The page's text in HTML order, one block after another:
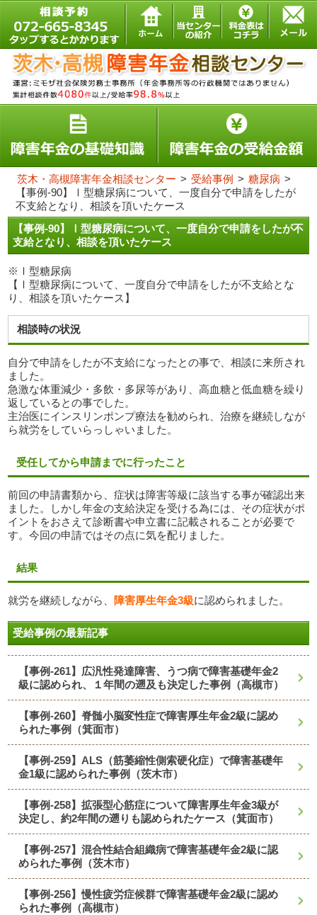
茨木・高槻障害年金相談センター > 受給事例 > 糖尿病 >
【事例-90】Ⅰ型糖尿病について、一度自分で申請をしたが
不支給となり、相談を頂いたケース
【事例-90】Ⅰ型糖尿病について、一度自分で申請をしたが不
支給となり、相談を頂いたケース
※Ⅰ型糖尿病
【Ⅰ型糖尿病について、一度自分で申請をしたが不支給とな
り、相談を頂いたケース】
相談時の状況
自分で申請をしたが不支給になったとの事で、相談に来所され
ました。
急激な体重減少・多飲・多尿等があり、高血糖と低血糖を繰り
返しているとの事でした。
主治医にインスリンポンプ療法を勧められ、治療を継続しなが
ら就労をしていらっしゃいました。
受任してから申請までに行ったこと
前回の申請書類から、症状は障害等級に該当する事が確認出来
ました。しかし年金の支給決定を受ける為には、その症状がポ
イントをおさえて診断書や申立書に記載されることが必要で
す。今回の申請ではその点に気を配りました。
結果
就労を継続しながら、 障害厚生年金3級に認められました。
受給事例の最新記事
【事例-261】広汎性発達障害、うつ病で障害基礎年金2
級に認められ、１年間の遡及も決定した事例（高槻市）
【事例-260】脊髄小脳変性症で障害厚生年金2級に認め
られた事例（箕面市）
【事例-259】ALS（筋萎縮性側索硬化症）で障害基礎年
金1級に認められた事例（茨木市）
【事例-258】拡張型心筋症について障害厚生年金3級が
決定し、約2年間の遡りも認められたケース（箕面市）
【事例-257】混合性結合組織病で障害基礎年金2級に認
められた事例（茨木市）
【事例-256】慢性疲労症候群で障害基礎年金2級に認め
られた事例（高槻市）